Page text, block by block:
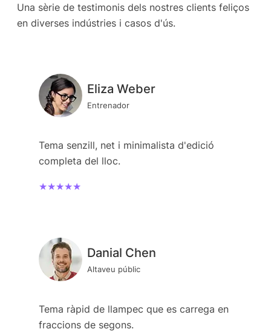
Una sèrie de testimonis dels nostres clients feliços
en diverses indústries i casos d'ús.
Eliza Weber
Entrenador
Tema senzill, net i minimalista d'edició
completa del lloc.
★★★★★
Danial Chen
Altaveu públic
Tema ràpid de llampec que es carrega en
fraccions de segons.